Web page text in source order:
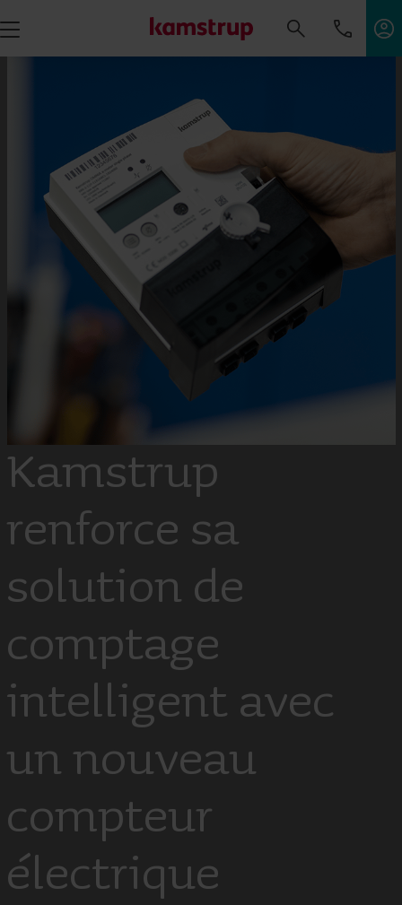
Kamstrup
renforce sa
solution de
comptage
intelligent avec
un nouveau
compteur
électrique